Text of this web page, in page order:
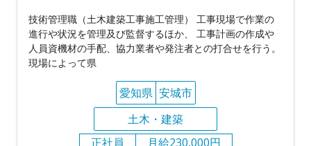
技術管理職（土木建築工事施工管理） 工事現場で作業の
進行や状況を管理及び監督するほか、 工事計画の作成や
人員資機材の手配、協力業者や発注者との打合せを行う。
現場によって県
愛知県 安城市
土木・建築
正社員
月給230,000円